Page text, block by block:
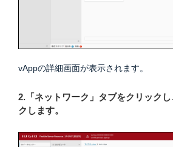
vAppの詳細画面が表示されます。
2.「ネットワーク」タブをクリック
クします。